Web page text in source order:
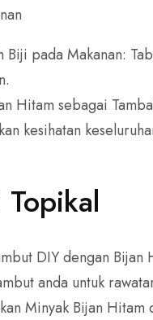
Biji pada Makanan:
Hitam sebagai
kesihatan
DIY dengan
anda untuk
Minyak Bijan